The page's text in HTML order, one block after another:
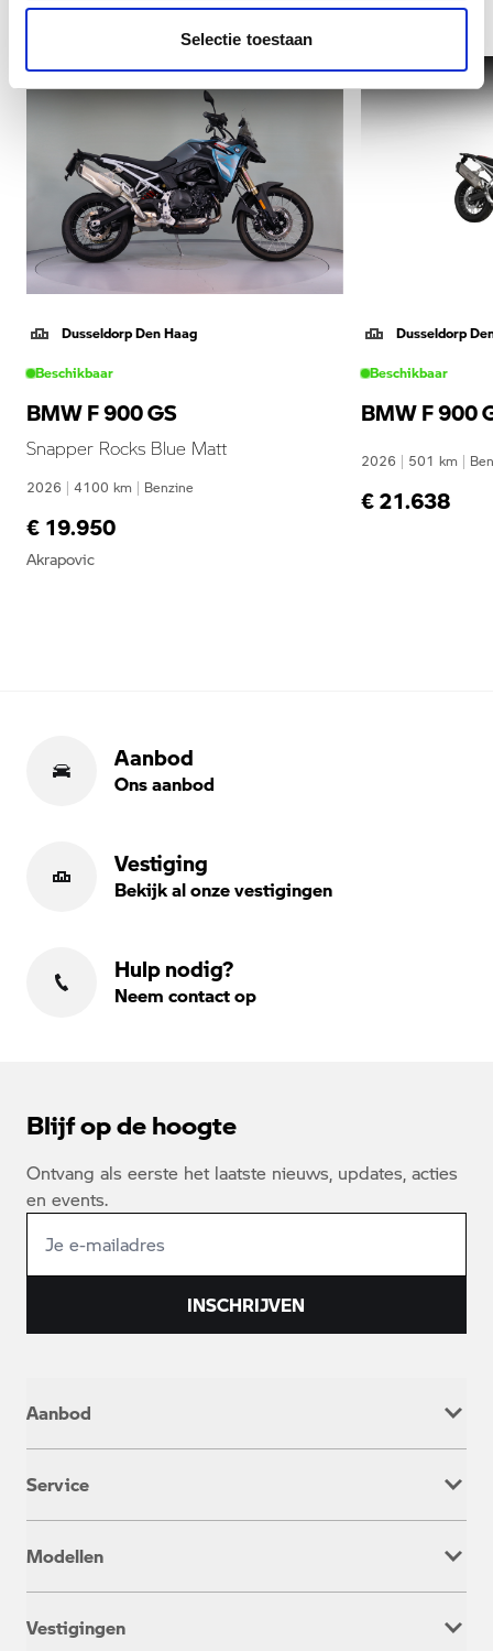
Selectie toestaan
Interessant voor u
Dusseldorp Den Haag
Beschikbaar
BMW F 900 GS
Snapper Rocks Blue Matt
2026 | 4100 km | Benzine
€ 19.950
Akrapovic
Dusseldorp
Beschikbaar
BMW F 900
2026 | 501 km |
€ 21.638
Aanbod
Ons aanbod
Vestiging
Bekijk al onze vestigingen
Hulp nodig?
Neem contact op
Blijf op de hoogte
Ontvang als eerste het laatste nieuws, updates, acties
en events.
INSCHRIJVEN
Aanbod
Occasion
Service
Onderhoud & Reparatie
Service inclusive
Aanhanger verhuur
Modellen
Heritage
Vestigingen